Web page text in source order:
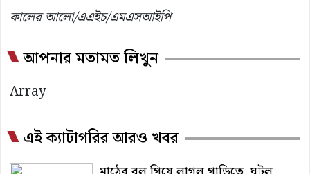
কালের আলো/এএইচ/এমএসআইপি
আপনার মতামত লিখুন
Array
এই ক্যাটাগরির আরও খবর